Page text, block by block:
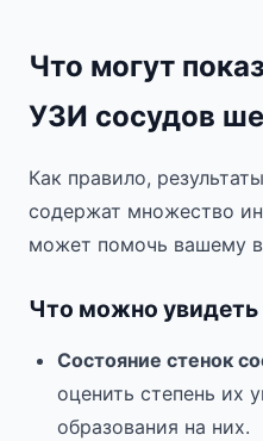
Что могут
УЗИ сосудов
Как правило,
содержат множество
может помочь вашему
Что можно увидеть
Состояние стенок
оценить степень их
образования на них.